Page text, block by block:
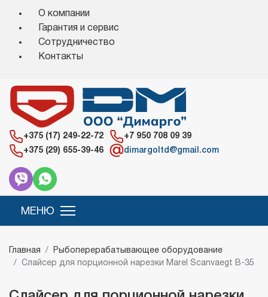
О компании
Гарантия и сервис
Сотрудничество
Контакты
+375 (17) 249-22-72
+375 (29) 655-39-46
+7 950 708 09 39
dimargoltd@gmail.com
Главная
Рыбоперерабатывающее оборудование
Слайсер для порционной нарезки Marel Scanvaegt B-35